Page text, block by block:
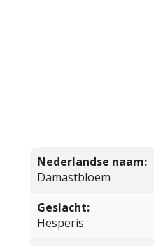
Nederlandse naam:
Damastbloem
Geslacht:
Hesperis